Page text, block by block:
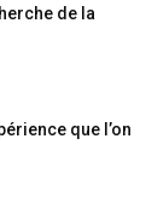
de la
que l’on